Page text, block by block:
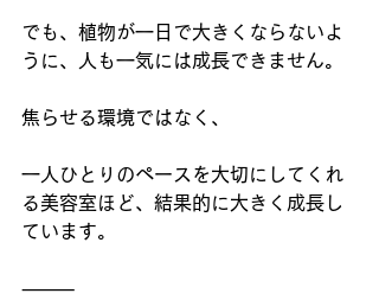
でも、植物が一日で大きくならないよ
うに、人も一気には成長できません。
焦らせる環境ではなく、
一人ひとりのペースを大切にしてくれ
る美容室ほど、結果的に大きく成長し
ています。
⸻